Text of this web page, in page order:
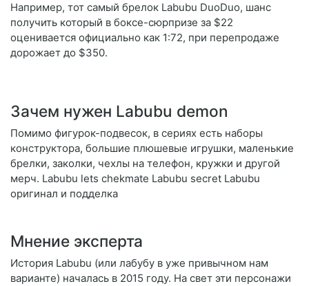
Например, тот самый брелок Labubu DuoDuo, шанс
получить который в боксе-сюрпризе за $22
оценивается официально как 1:72, при перепродаже
дорожает до $350.
Зачем нужен Labubu demon
Помимо фигурок-подвесок, в сериях есть наборы
конструктора, большие плюшевые игрушки, маленькие
брелки, заколки, чехлы на телефон, кружки и другой
мерч. Labubu lets chekmate Labubu secret Labubu
оригинал и подделка
Мнение эксперта
История Labubu (или лабубу в уже привычном нам
варианте) началась в 2015 году. На свет эти персонажи